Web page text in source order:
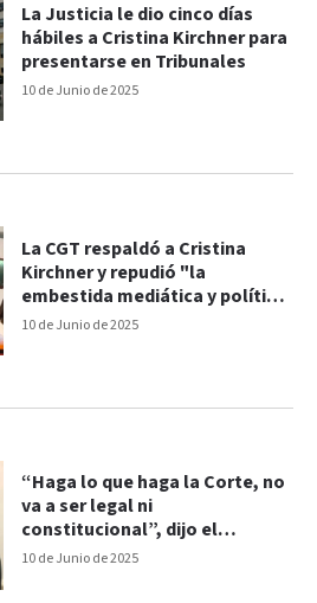
10 de Junio de 2025
La Justicia le dio cinco días
hábiles a Cristina Kirchner para
presentarse en Tribunales
10 de Junio de 2025
La CGT respaldó a Cristina
Kirchner y repudió "la
embestida mediática y política
sobre la Justicia"
10 de Junio de 2025
“Haga lo que haga la Corte, no
va a ser legal ni
constitucional”, dijo el
abogado de Cristina